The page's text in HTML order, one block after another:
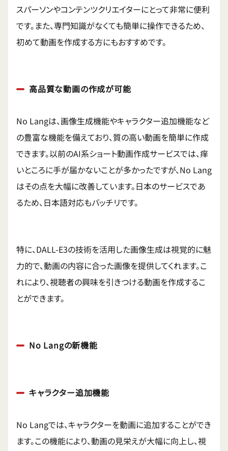
スパーソンやコンテンツクリエイターにとって非常に便利
です。また、専門知識がなくても簡単に操作できるため、
初めて動画を作成する方にもおすすめです。
高品質な動画の作成が可能
No Langは、画像生成機能やキャラクター追加機能など
の豊富な機能を備えており、質の高い動画を簡単に作成
できます。以前のAI系ショート動画作成サービスでは、痒
いところに手が届かないことが多かったですが、No Lang
はその点を大幅に改善しています。日本のサービスであ
るため、日本語対応もバッチリです。
特に、DALL-E3の技術を活用した画像生成は視覚的に魅
力的で、動画の内容に合った画像を提供してくれます。こ
れにより、視聴者の興味を引きつける動画を作成するこ
とができます。
No Langの新機能
キャラクター追加機能
No Langでは、キャラクターを動画に追加することができ
ます。この機能により、動画の見栄えが大幅に向上し、視